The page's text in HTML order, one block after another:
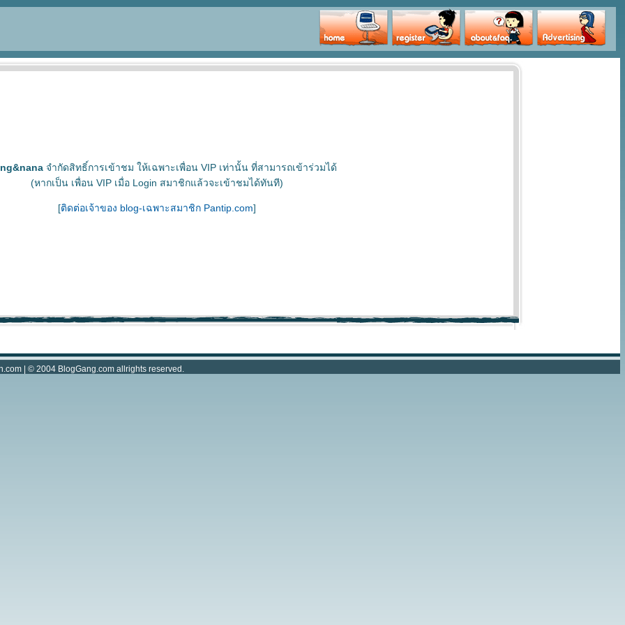
จำกัดสิทธิ์การเข้าชม ให้เฉพาะเพื่อน VIP เท่านั้น ที่สามารถเข้าร่วมได้
(หากเป็น เพื่อน VIP เมื่อ Login สมาชิกแล้วจะเข้าชมได้ทันที)
[ติดต่อเจ้าของ blog-เฉพาะสมาชิก Pantip.com]
| © 2004 BlogGang.com allrights reserved.